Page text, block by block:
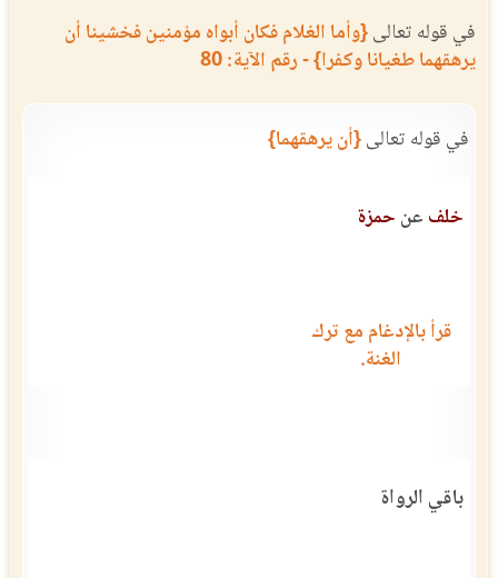
في قوله تعالى{وأما الغلام فكان أبواه مؤمنين فخشينا أن
يرهقهما طغيانا وكفرا} - رقم الآية: 80
في قوله تعالى{أن يرهقهما}
خلف عن حمزة
قرأ بالإدغام مع ترك
الغنة.
باقي الرواة